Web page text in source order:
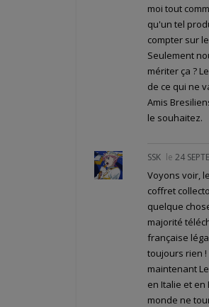
moi tout
qu'un tel
compter sur
Seulement
mériter ça ?
de ce qui ne
Amis
le souhaitez.
SSK le 24
Voyons voir,
coffret
quelque
majorité
française
toujours rien
maintenant
en Italie et en
monde ne